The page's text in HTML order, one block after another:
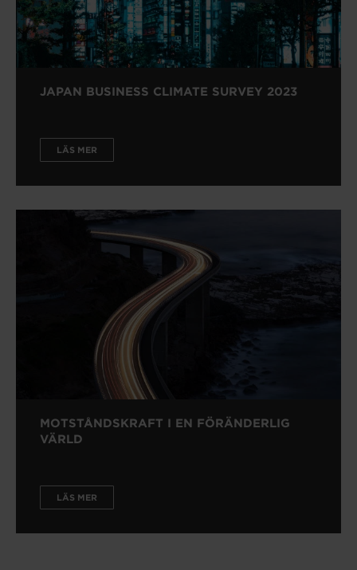
JAPAN BUSINESS CLIMATE SURVEY 2023
LÄS MER
MOTSTÅNDSKRAFT I EN FÖRÄNDERLIG
VÄRLD
LÄS MER